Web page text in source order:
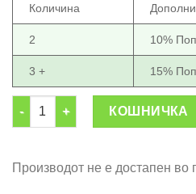
Количина
2 10%
3 + 15%
USB полнач за телефон за во
КОШНИЧКА
Производот не е достапен во